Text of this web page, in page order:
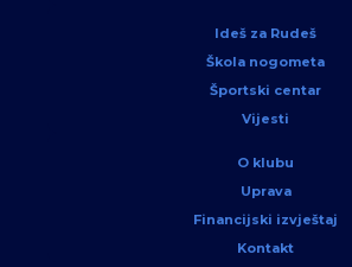
Ideš za Rudeš
Škola nogometa
Športski centar
Vijesti
O klubu
Uprava
Financijski izvještaj
Kontakt